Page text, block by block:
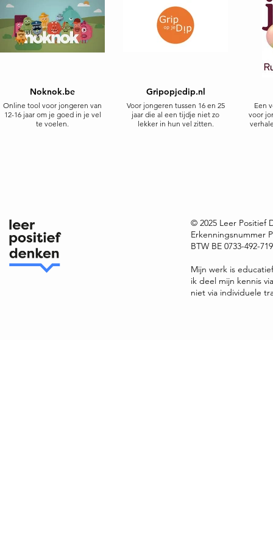
Noknok.be
Online tool voor jongeren van
12-16 jaar om je goed in je vel
te voelen.
Gripopjedip.nl
Voor jongeren tussen 16 en 25
jaar die al een tijdje niet zo
lekker in hun vel zitten.
Een
voor
© 2025 Leer Positief
Erkenningsnummer
BTW BE 0733-492-
Mijn werk is
ik deel mijn kennis
niet via individuele